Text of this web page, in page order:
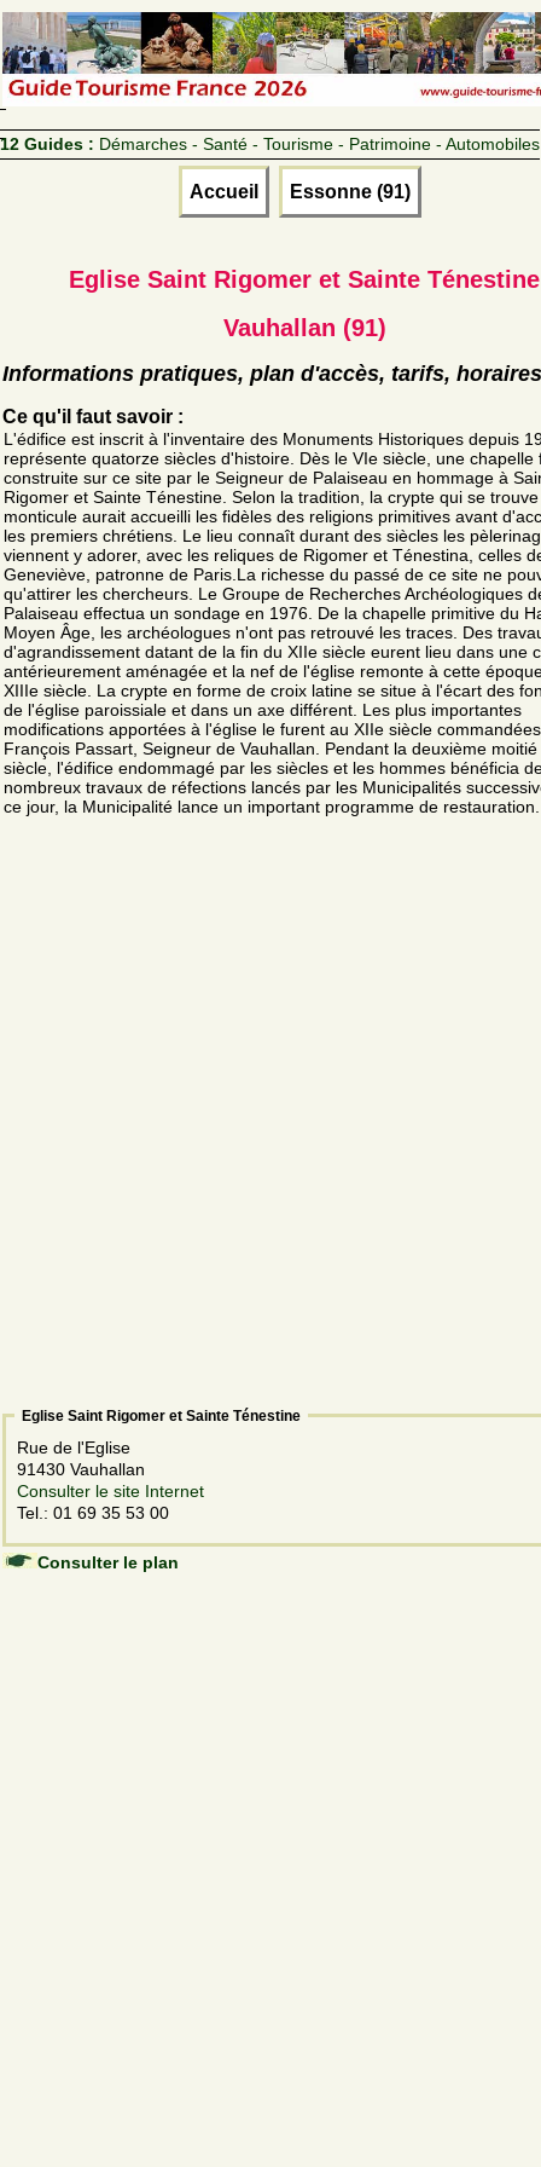
12 Guides : Démarches - Santé - Tourisme - Patrimoine - Automobiles
Accueil Essonne (91)
Eglise Saint Rigomer et Sainte Ténestine
Vauhallan (91)
Informations pratiques, plan d'accès, tarifs, horaires
Ce qu'il faut savoir :
L'édifice est inscrit à l'inventaire des Monuments Historiques depuis
représente quatorze siècles d'histoire. Dès le VIe siècle, une chapelle
construite sur ce site par le Seigneur de Palaiseau en hommage à
Rigomer et Sainte Ténestine. Selon la tradition, la crypte qui se
monticule aurait accueilli les fidèles des religions primitives avant
les premiers chrétiens. Le lieu connaît durant des siècles les
viennent y adorer, avec les reliques de Rigomer et Ténestina, celles
Geneviève, patronne de Paris.La richesse du passé de ce site ne
qu'attirer les chercheurs. Le Groupe de Recherches Archéologiques
Palaiseau effectua un sondage en 1976. De la chapelle primitive du
Moyen Âge, les archéologues n'ont pas retrouvé les traces. Des
d'agrandissement datant de la fin du XIIe siècle eurent lieu dans une
antérieurement aménagée et la nef de l'église remonte à cette
XIIIe siècle. La crypte en forme de croix latine se situe à l'écart des
de l'église paroissiale et dans un axe différent. Les plus importantes
modifications apportées à l'église le furent au XIIe siècle
François Passart, Seigneur de Vauhallan. Pendant la deuxième
siècle, l'édifice endommagé par les siècles et les hommes bénéficia
nombreux travaux de réfections lancés par les Municipalités
ce jour, la Municipalité lance un important programme de restauration.
Eglise Saint Rigomer et Sainte Ténestine
Rue de l'Eglise
91430 Vauhallan
Consulter le site Internet
Tel.: 01 69 35 53 00
Consulter le plan